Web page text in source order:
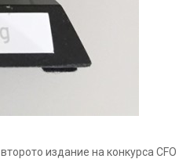
издание на конкурса